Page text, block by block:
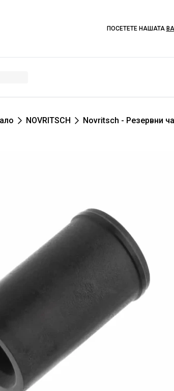
ПОСЕТЕТЕ НАШАТА
NOVRITSCH Novritsch - Резервни